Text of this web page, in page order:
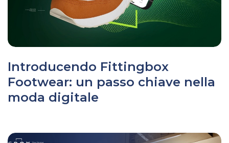
Introducendo Fittingbox
Footwear: un passo chiave nella
moda digitale